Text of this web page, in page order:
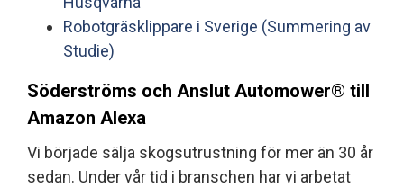
Robotgräsklippare i Sverige (Summering av
Studie)
Söderströms och Anslut Automower® till
Amazon Alexa
Vi började sälja skogsutrustning för mer än 30 år
sedan. Under vår tid i branschen har vi arbetat